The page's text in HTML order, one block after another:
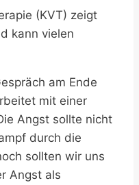
(KVT) zeigt
kann vielen
am Ende
mit einer
Angst sollte nicht
durch die
sollten wir uns
Angst als